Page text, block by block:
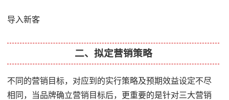
导入新客
二、拟定营销策略
不同的营销目标，对应到的实行策略及预期效益设定不尽
相同，当品牌确立营销目标后，更重要的是针对三大营销